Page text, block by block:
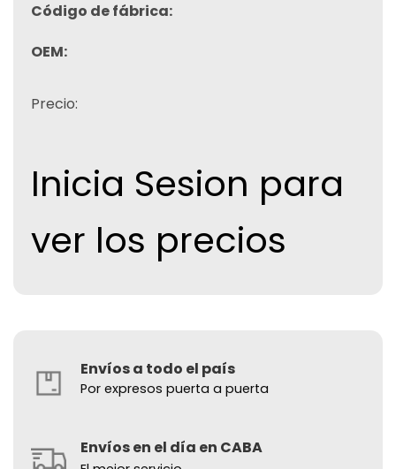
Código de fábrica:
OEM:
Precio:
Inicia Sesion para
ver los precios
Envíos a todo el país
Por expresos puerta a puerta
Envíos en el día en CABA